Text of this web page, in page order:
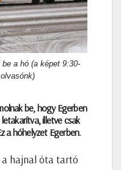
a hó (a képet 9:30-
be, hogy Egerben
illetve csak
a hóhelyzet Egerben.
hajnal óta tartó